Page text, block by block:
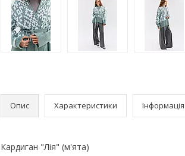
Опис Характеристики
Кардиган "Лія" (м'ята)